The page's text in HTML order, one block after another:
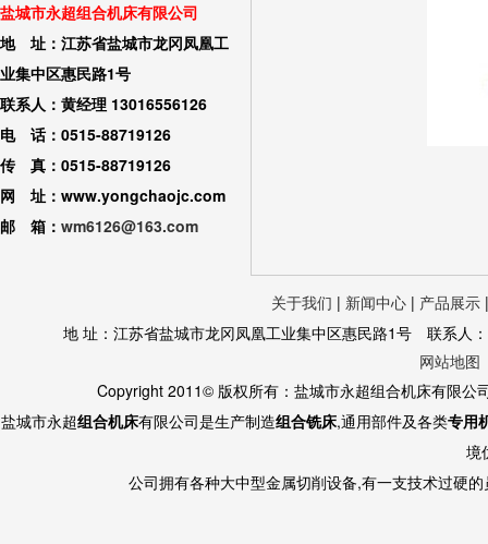
盐城市永超组合机床有限公司
地 址：江苏省盐城市龙冈凤凰工
业集中区惠民路1号
联系人：黄经理 13016556126
电 话：0515-88719126
传 真：0515-88719126
网 址：www.yongchaojc.com
邮 箱： wm6126@163.com
关于我们 | 新闻中心 | 产品展示
地 址：江苏省盐城市龙冈凤凰工业集中区惠民路1号 联系
网站地图
Copyright 2011© 版权所有：盐城市永超组合机床有限
盐城市永超组合机床有限公司是生产制造组合铣床,通用部件及各类专用
境
公司拥有各种大中型金属切削设备,有一支技术过硬